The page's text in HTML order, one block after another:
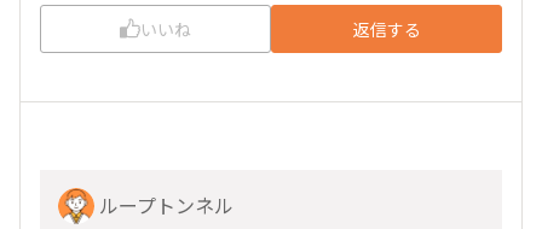
いいね 返信する
ループトンネル